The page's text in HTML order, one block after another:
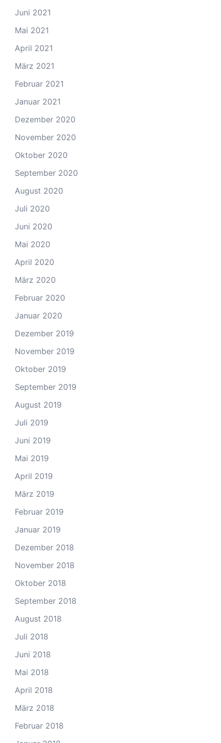
Juni 2021
Mai 2021
April 2021
März 2021
Februar 2021
Januar 2021
Dezember 2020
November 2020
Oktober 2020
September 2020
August 2020
Juli 2020
Juni 2020
Mai 2020
April 2020
März 2020
Februar 2020
Januar 2020
Dezember 2019
November 2019
Oktober 2019
September 2019
August 2019
Juli 2019
Juni 2019
Mai 2019
April 2019
März 2019
Februar 2019
Januar 2019
Dezember 2018
November 2018
Oktober 2018
September 2018
August 2018
Juli 2018
Juni 2018
Mai 2018
April 2018
März 2018
Februar 2018